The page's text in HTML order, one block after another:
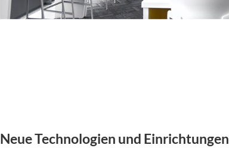
Neue Technologien und Einrichtungen